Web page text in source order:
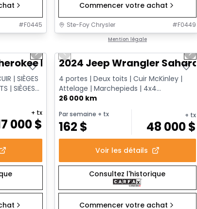
#F0445
Commencer votre achat
Ste-Foy Chrysler #F0449
Mention légale
Next slide
Limited
| SIÈGES
| SIÈGES
000$
+ tx
Très bonne offre
Previous slide
2024 Jeep Wrangler Sahara
4 portes | Deux toits | Cuir McKinley |
Attelage | Marchepieds | 4x4
Command-Trac
26 000 km
Par semaine + tx
162 $
+ tx
48 000$
Voir les détails
Consultez l'historique
Commencer votre achat